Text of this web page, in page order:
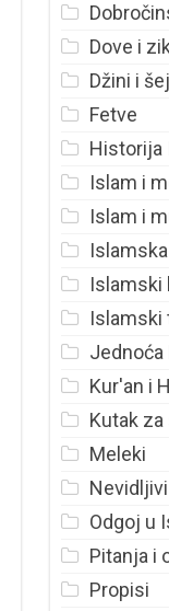
Dove i
Džini i
Fetve
Historija
Islam i
Islam i
Islamski
Islamski
Jednoća
Kur'an i
Kutak
Meleki
Odgoj u
Pitanja i
Propisi